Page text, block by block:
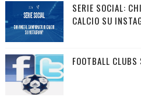
SERIE SOCIAL:
CALCIO SU
FOOTBALL